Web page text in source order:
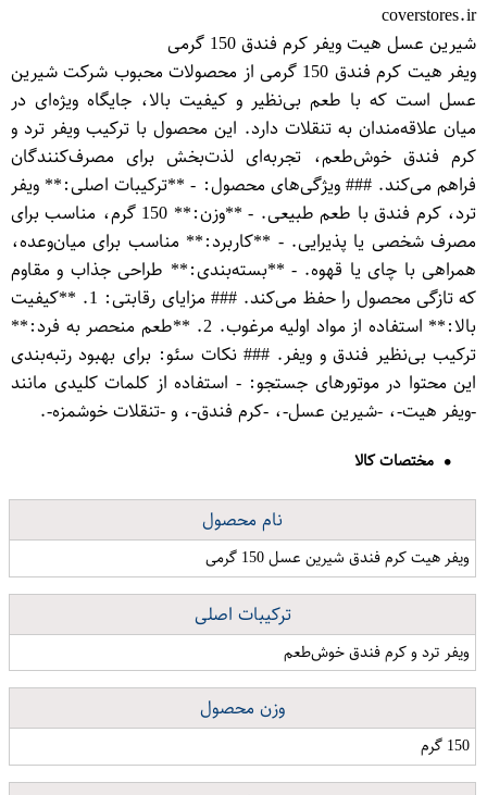
coverstores.ir
شیرین عسل هیت ویفر کرم فندق 150 گرمی
ویفر هیت کرم فندق 150 گرمی از محصولات محبوب شرکت شیرین
عسل است که با طعم بی‌نظیر و کیفیت بالا، جایگاه ویژه‌ای در
میان علاقه‌مندان به تنقلات دارد. این محصول با ترکیب ویفر ترد و
کرم فندق خوش‌طعم، تجربه‌ای لذت‌بخش برای مصرف‌کنندگان
فراهم می‌کند. ### ویژگی‌های محصول: - **ترکیبات اصلی:** ویفر
ترد، کرم فندق با طعم طبیعی. - **وزن:** 150 گرم، مناسب برای
مصرف شخصی یا پذیرایی. - **کاربرد:** مناسب برای میان‌وعده،
همراهی با چای یا قهوه. - **بسته‌بندی:** طراحی جذاب و مقاوم
که تازگی محصول را حفظ می‌کند. ### مزایای رقابتی: 1. **کیفیت
بالا:** استفاده از مواد اولیه مرغوب. 2. **طعم منحصر به فرد:**
ترکیب بی‌نظیر فندق و ویفر. ### نکات سئو: برای بهبود رتبه‌بندی
این محتوا در موتورهای جستجو: - استفاده از کلمات کلیدی مانند
-ویفر هیت-، -شیرین عسل-، -کرم فندق-، و -تنقلات خوشمزه-.
مختصات کالا
نام محصول
ویفر هیت کرم فندق شیرین عسل 150 گرمی
ترکیبات اصلی
ویفر ترد و کرم فندق خوش‌طعم
وزن محصول
150 گرم